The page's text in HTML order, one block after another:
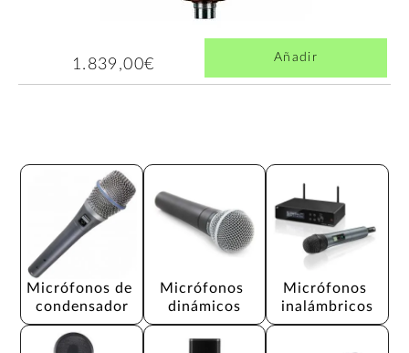
1.839,00€ Añadir
Micrófonos de
condensador
Micrófonos
dinámicos
Micrófonos
inalámbricos